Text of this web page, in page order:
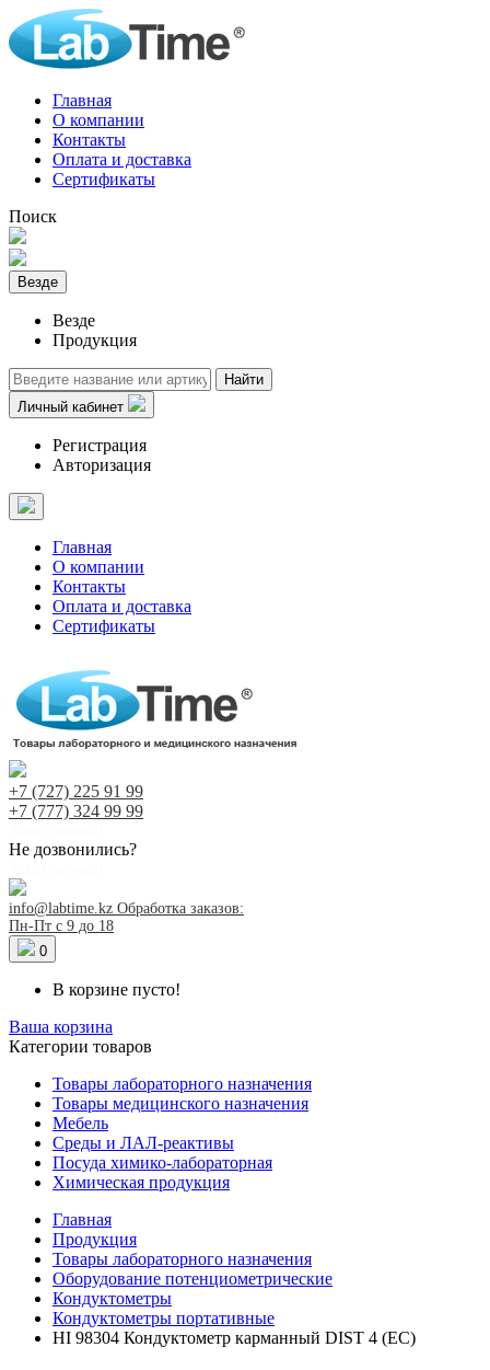
Главная
О компании
Контакты
Оплата и доставка
Сертификаты
Поиск
Везде
Везде
Продукция
Найти
Личный кабинет
Регистрация
Авторизация
Главная
О компании
Контакты
Оплата и доставка
Сертификаты
+7 (727) 225 91 99
+7 (777) 324 99 99
Не дозвонились?
info@labtime.kz Обработка заказов:
Пн-Пт с 9 до 18
0
В корзине пусто!
Ваша корзина
Категории товаров
Товары лабораторного назначения
Товары медицинского назначения
Мебель
Среды и ЛАЛ-реактивы
Посуда химико-лабораторная
Химическая продукция
Главная
Продукция
Товары лабораторного назначения
Оборудование потенциометрические
Кондуктометры
Кондуктометры портативные
HI 98304 Кондуктометр карманный DIST 4 (ЕС)